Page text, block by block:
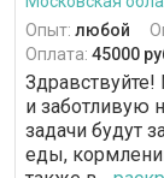
Опыт: любой
Оплата: 45000
и заботливую
задачи будут
еды,